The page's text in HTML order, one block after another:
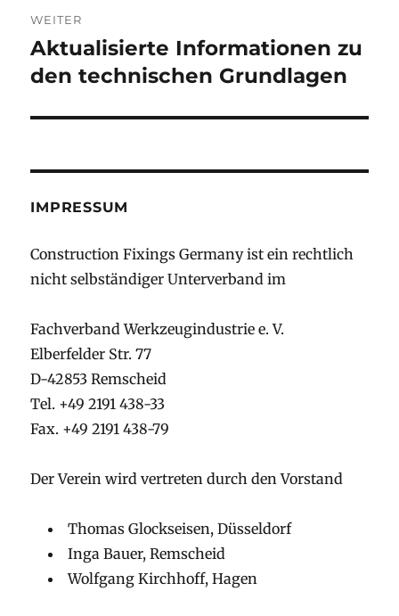
WEITER
Nächster
Beitrag:
Aktualisierte Informationen zu
den technischen Grundlagen
IMPRESSUM
Construction Fixings Germany ist ein rechtlich
nicht selbständiger Unterverband im
Fachverband Werkzeugindustrie e. V.
Elberfelder Str. 77
D-42853 Remscheid
Tel. +49 2191 438-33
Fax. +49 2191 438-79
Der Verein wird vertreten durch den Vorstand
Thomas Glockseisen, Düsseldorf
Inga Bauer, Remscheid
Wolfgang Kirchhoff, Hagen